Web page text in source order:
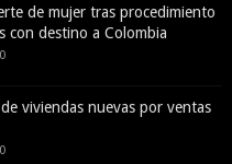
de mujer tras procedimiento
con destino a Colombia
0
viviendas nuevas por ventas
0